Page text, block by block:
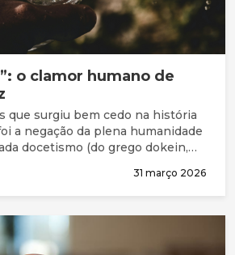
o clamor humano de
que surgiu bem cedo na história
a negação da plena humanidade
docetismo (do grego dokein,
31 março 2026